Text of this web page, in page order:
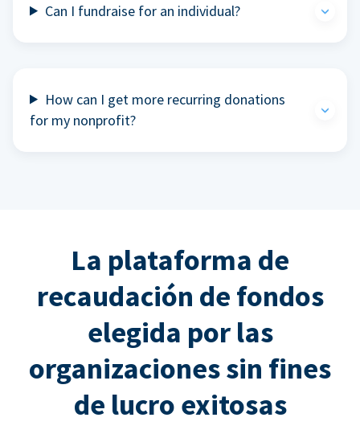
Can I fundraise for an individual?
How can I get more recurring donations
for my nonprofit?
La plataforma de
recaudación de fondos
elegida por las
organizaciones sin fines
de lucro exitosas